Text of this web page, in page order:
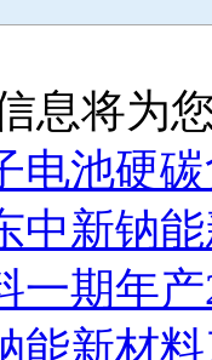
息将为
电池硬
中新钠
一期年
能新材